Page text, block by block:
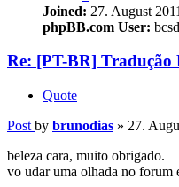
Joined: 27. August
phpBB.com User:
Re: [PT-BR] Tradução
Quote
Post by brunodias » 27.
beleza cara, muito obrigado.
vo udar uma olhada no forum